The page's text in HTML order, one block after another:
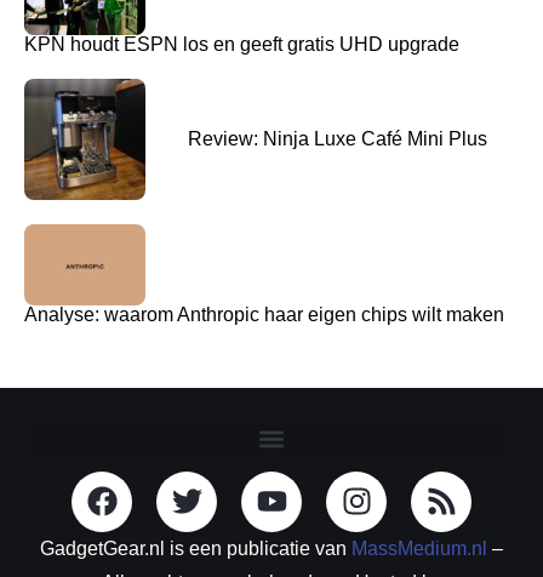
KPN houdt ESPN los en geeft gratis UHD upgrade
Review: Ninja Luxe Café Mini Plus
Analyse: waarom Anthropic haar eigen chips wilt maken
GadgetGear.nl is een publicatie van MassMedium.nl –